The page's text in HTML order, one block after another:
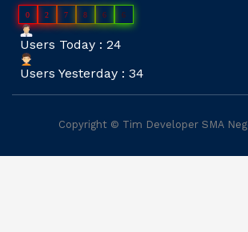
0 2 7 8 6 6
Users Today : 24
Users Yesterday : 34
Copyright © Tim Developer SMA